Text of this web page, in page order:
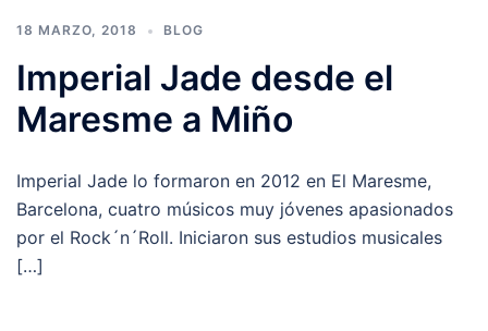
18 MARZO, 2018 BLOG
Imperial Jade desde el
Maresme a Miño
Imperial Jade lo formaron en 2012 en El Maresme,
Barcelona, cuatro músicos muy jóvenes apasionados
por el Rock´n´Roll. Iniciaron sus estudios musicales
[…]